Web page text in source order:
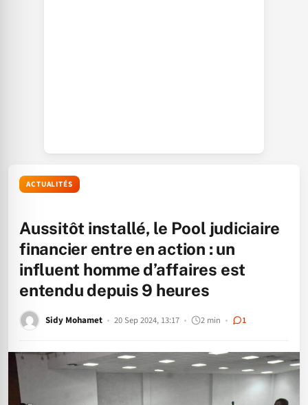
ACTUALITÉS
Aussitôt installé, le Pool judiciaire
financier entre en action : un
influent homme d’affaires est
entendu depuis 9 heures
Sidy Mohamet 20 Sep 2024, 13:17 2 min 1